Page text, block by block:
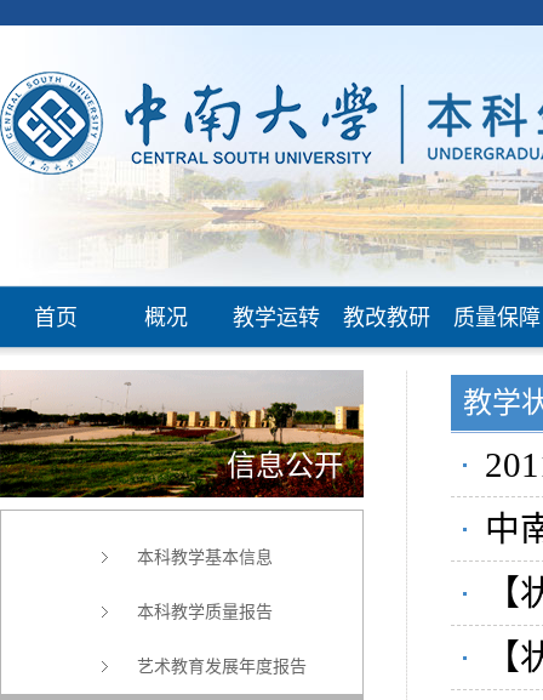
首页 概况 教学运转 教改教研 质量保障
信息公开
本科教学基本信息
本科教学质量报告
艺术教育发展年度报告
教学
中
统